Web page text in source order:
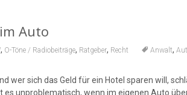
Auto
, O-Töne / Radiobeiträge, Ratgeber, Recht Anwalt,
wer sich das Geld für ein Hotel sparen will,
unproblematisch, wenn im eigenen Auto